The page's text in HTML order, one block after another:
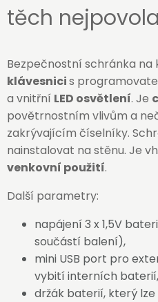
těch
Bezpečnostní schránka na
klávesnicis
a vnitřní LED osvětlení. Je
povětrnostním vlivům a
zakrývajícím číselníky.
nainstalovat na stěnu. Je
venkovní použití.
Další parametry:
napájení 3 x 1,5V
součástí balení),
mini USB port pro
vybití interních baterií,
držák baterií, který lze